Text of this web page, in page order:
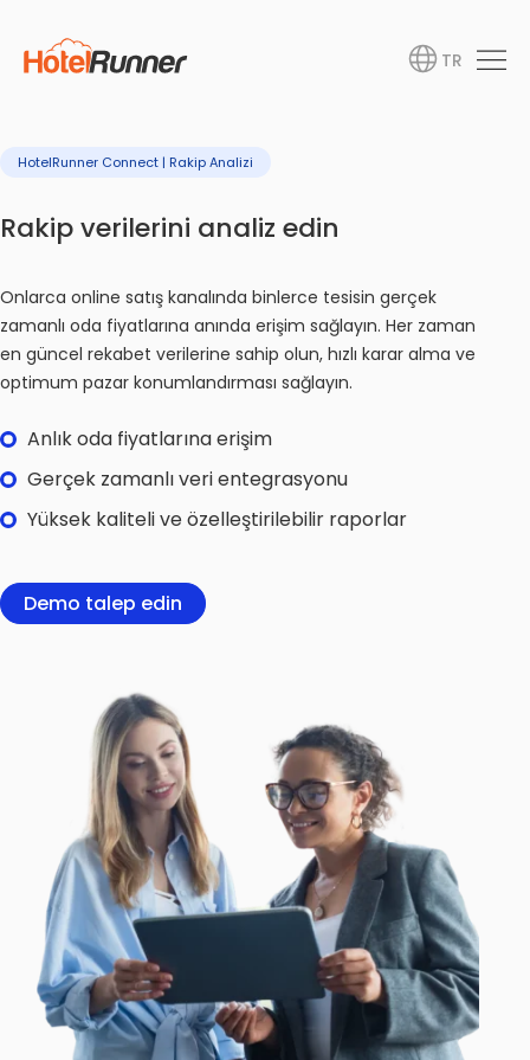
TR
HotelRunner Connect | Rakip Analizi
Rakip verilerini analiz edin
Onlarca online satış kanalında binlerce tesisin gerçek
zamanlı oda fiyatlarına anında erişim sağlayın. Her zaman
en güncel rekabet verilerine sahip olun, hızlı karar alma ve
optimum pazar konumlandırması sağlayın.
Anlık oda fiyatlarına erişim
Gerçek zamanlı veri entegrasyonu
Yüksek kaliteli ve özelleştirilebilir raporlar
Demo talep edin